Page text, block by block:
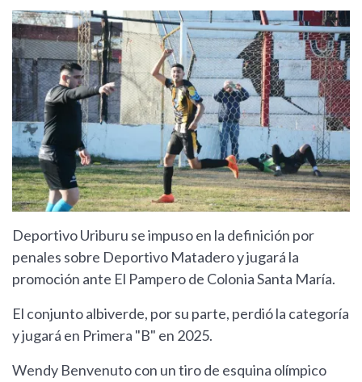
Deportivo Uriburu se impuso en la definición por
penales sobre Deportivo Matadero y jugará la
promoción ante El Pampero de Colonia Santa María.
El conjunto albiverde, por su parte, perdió la categoría
y jugará en Primera "B" en 2025.
Wendy Benvenuto con un tiro de esquina olímpico